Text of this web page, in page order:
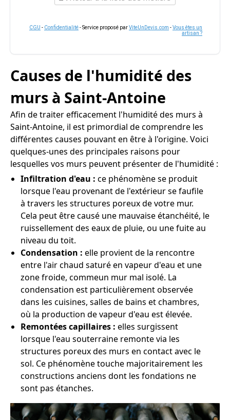
CGU - Confidentialité- Service proposé parViteUnDevis.com -Vous êtes un
artisan ?
Causes de l'humidité des
murs à Saint-Antoine
Afin de traiter efficacement l'humidité des murs à
Saint-Antoine, il est primordial de comprendre les
différentes causes pouvant en être à l'origine. Voici
quelques-unes des principales raisons pour
lesquelles vos murs peuvent présenter de l'humidité :
Infiltration d'eau : ce phénomène se produit
lorsque l'eau provenant de l'extérieur se faufile
à travers les structures poreux de votre mur.
Cela peut être causé une mauvaise étanchéité, le
ruissellement des eaux de pluie, ou une fuite au
niveau du toit.
Condensation : elle provient de la rencontre
entre l'air chaud saturé en vapeur d'eau et une
zone froide, commeun mur mal isolé. La
condensation est particulièrement observée
dans les cuisines, salles de bains et chambres,
où la production de vapeur d'eau est élevée.
Remontées capillaires : elles surgissent
lorsque l'eau souterraine remonte via les
structures poreux des murs en contact avec le
sol. Ce phénomène touche majoritairement les
constructions anciens dont les fondations ne
sont pas étanches.